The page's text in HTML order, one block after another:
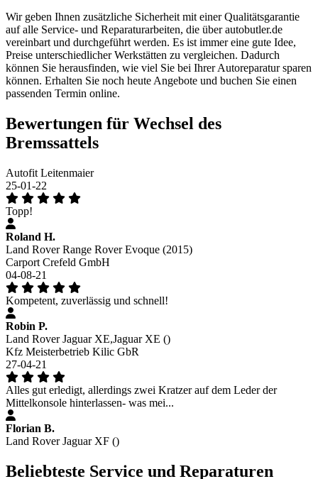
Wir geben Ihnen zusätzliche Sicherheit mit einer Qualitätsgarantie
auf alle Service- und Reparaturarbeiten, die über autobutler.de
vereinbart und durchgeführt werden. Es ist immer eine gute Idee,
Preise unterschiedlicher Werkstätten zu vergleichen. Dadurch
können Sie herausfinden, wie viel Sie bei Ihrer Autoreparatur sparen
können. Erhalten Sie noch heute Angebote und buchen Sie einen
passenden Termin online.
Bewertungen für Wechsel des
Bremssattels
Autofit Leitenmaier
25-01-22
Topp!
Roland H.
Land Rover Range Rover Evoque (2015)
Carport Crefeld GmbH
04-08-21
Kompetent, zuverlässig und schnell!
Robin P.
Land Rover Jaguar XE,Jaguar XE ()
Kfz Meisterbetrieb Kilic GbR
27-04-21
Alles gut erledigt, allerdings zwei Kratzer auf dem Leder der
Mittelkonsole hinterlassen- was mei...
Florian B.
Land Rover Jaguar XF ()
Beliebteste Service und Reparaturen